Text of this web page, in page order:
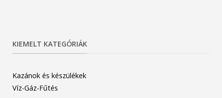
KIEMELT KATEGÓRIÁK
Kazánok és készülékek
Víz-Gáz-Fűtés